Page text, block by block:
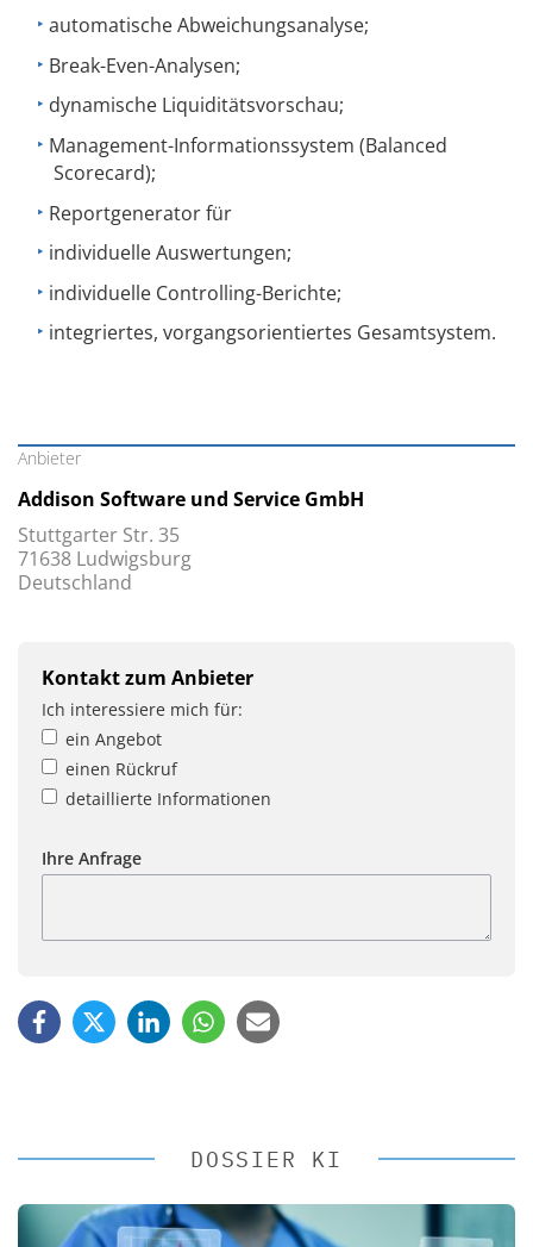
automatische Abweichungsanalyse;
Break-Even-Analysen;
dynamische Liquiditätsvorschau;
Management-Informationssystem (Balanced
Scorecard);
Reportgenerator für
individuelle Auswertungen;
individuelle Controlling-Berichte;
integriertes, vorgangs­orientiertes Gesamtsystem.
Anbieter
Addison Software und Service GmbH
Stuttgarter Str. 35
71638 Ludwigsburg
Deutschland
Kontakt zum Anbieter
Ich interessiere mich für:
ein Angebot
einen Rückruf
detaillierte Informationen
Ihre Anfrage
DOSSIER KI